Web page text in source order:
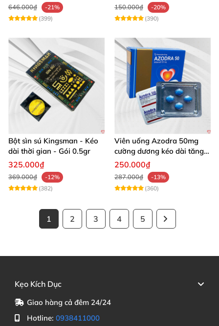
646.000₫
-21%
(399)
150.000₫
-20%
(390)
Bột sìn sú Kingsman - Kéo
dài thời gian - Gói 0.5gr
325.000₫
369.000₫
-12%
(382)
Viên uống Azodra 50mg
cường dương kéo dài tăng
sinh lý nam
250.000₫
287.000₫
-13%
(360)
1 2 3 4 5
Kẹo Kích Dục
Giao hàng cả đêm 24/24
Hotline: 0938411000